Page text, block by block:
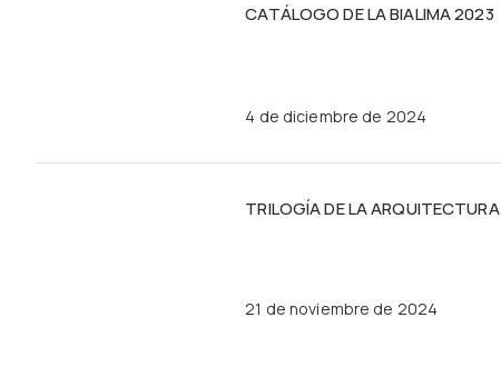
CATÁLOGO DE LA BIALIMA 2023
4 de diciembre de 2024
TRILOGÍA DE LA ARQUITECTURA
21 de noviembre de 2024